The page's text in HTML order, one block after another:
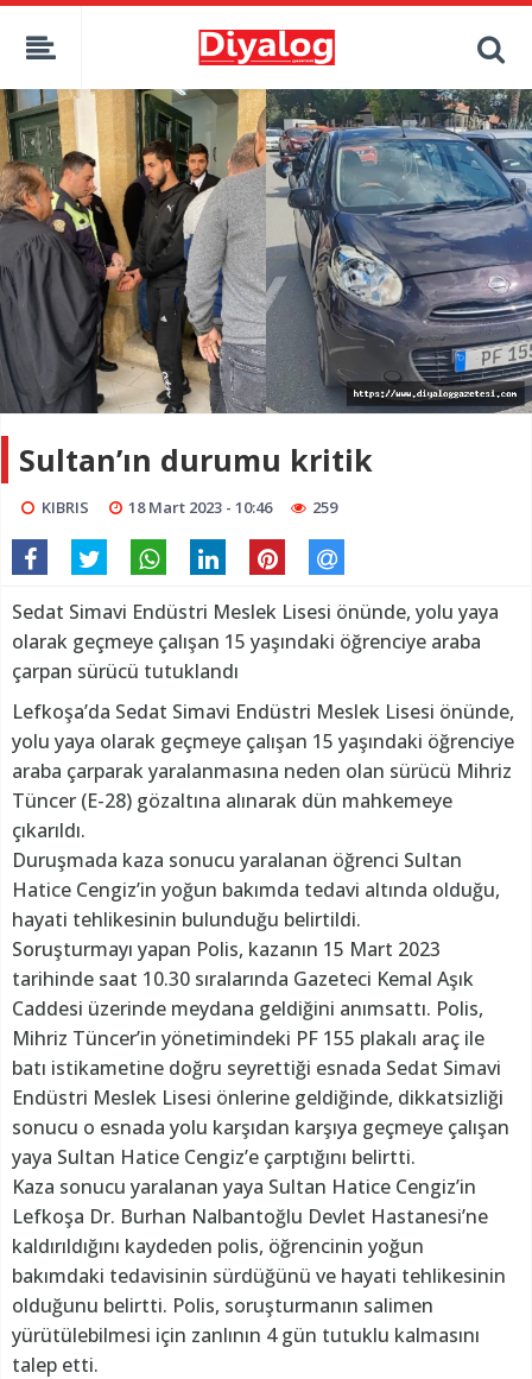
Sultan’ın durumu kritik
KIBRIS 18 Mart 2023 - 10:46 259
Sedat Simavi Endüstri Meslek Lisesi önünde, yolu yaya
olarak geçmeye çalışan 15 yaşındaki öğrenciye araba
çarpan sürücü tutuklandı
Lefkoşa’da Sedat Simavi Endüstri Meslek Lisesi önünde,
yolu yaya olarak geçmeye çalışan 15 yaşındaki öğrenciye
araba çarparak yaralanmasına neden olan sürücü Mihriz
Tüncer (E-28) gözaltına alınarak dün mahkemeye
çıkarıldı.
Duruşmada kaza sonucu yaralanan öğrenci Sultan
Hatice Cengiz’in yoğun bakımda tedavi altında olduğu,
hayati tehlikesinin bulunduğu belirtildi.
Soruşturmayı yapan Polis, kazanın 15 Mart 2023
tarihinde saat 10.30 sıralarında Gazeteci Kemal Aşık
Caddesi üzerinde meydana geldiğini anımsattı. Polis,
Mihriz Tüncer’in yönetimindeki PF 155 plakalı araç ile
batı istikametine doğru seyrettiği esnada Sedat Simavi
Endüstri Meslek Lisesi önlerine geldiğinde, dikkatsizliği
sonucu o esnada yolu karşıdan karşıya geçmeye çalışan
yaya Sultan Hatice Cengiz’e çarptığını belirtti.
Kaza sonucu yaralanan yaya Sultan Hatice Cengiz’in
Lefkoşa Dr. Burhan Nalbantoğlu Devlet Hastanesi’ne
kaldırıldığını kaydeden polis, öğrencinin yoğun
bakımdaki tedavisinin sürdüğünü ve hayati tehlikesinin
olduğunu belirtti. Polis, soruşturmanın salimen
yürütülebilmesi için zanlının 4 gün tutuklu kalmasını
talep etti.